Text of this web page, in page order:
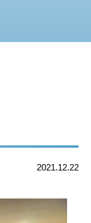
2021.12.22